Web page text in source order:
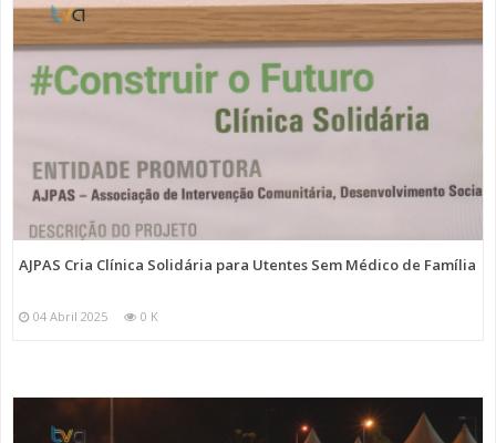
AJPAS Cria Clínica Solidária para Utentes Sem Médico de Família
04 Abril 2025 0 K